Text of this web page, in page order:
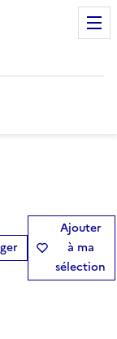
Ajouter
à ma
sélection